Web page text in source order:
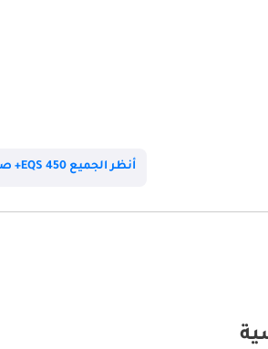
أنظر الجميع EQS 450+ صور